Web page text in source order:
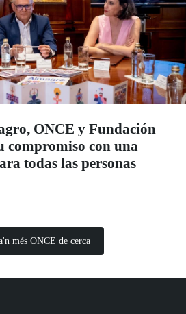
ONCE y Fundación
compromiso con una
todas las personas
més ONCE de cerca